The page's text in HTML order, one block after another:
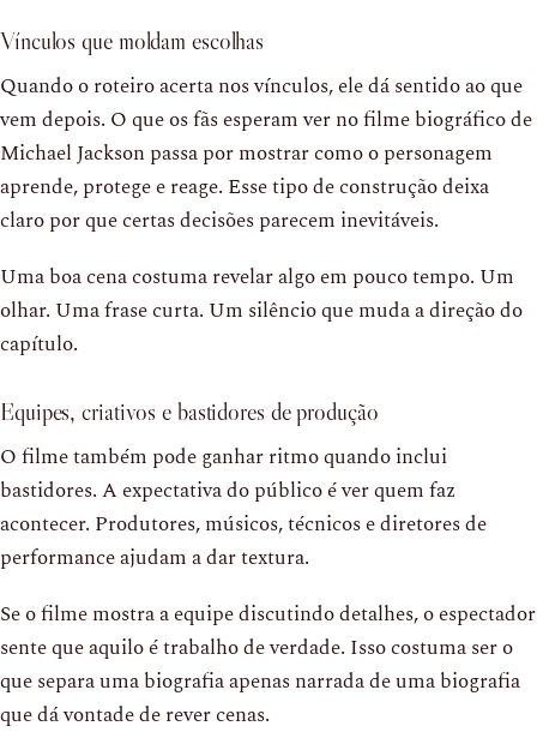
Vínculos que moldam escolhas
Quando o roteiro acerta nos vínculos, ele dá sentido ao que
vem depois. O que os fãs esperam ver no filme biográfico de
Michael Jackson passa por mostrar como o personagem
aprende, protege e reage. Esse tipo de construção deixa
claro por que certas decisões parecem inevitáveis.
Uma boa cena costuma revelar algo em pouco tempo. Um
olhar. Uma frase curta. Um silêncio que muda a direção do
capítulo.
Equipes, criativos e bastidores de produção
O filme também pode ganhar ritmo quando inclui
bastidores. A expectativa do público é ver quem faz
acontecer. Produtores, músicos, técnicos e diretores de
performance ajudam a dar textura.
Se o filme mostra a equipe discutindo detalhes, o espectador
sente que aquilo é trabalho de verdade. Isso costuma ser o
que separa uma biografia apenas narrada de uma biografia
que dá vontade de rever cenas.